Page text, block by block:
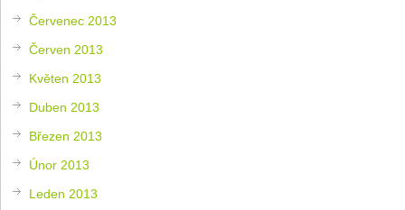
Červenec 2013
Červen 2013
Květen 2013
Duben 2013
Březen 2013
Únor 2013
Leden 2013